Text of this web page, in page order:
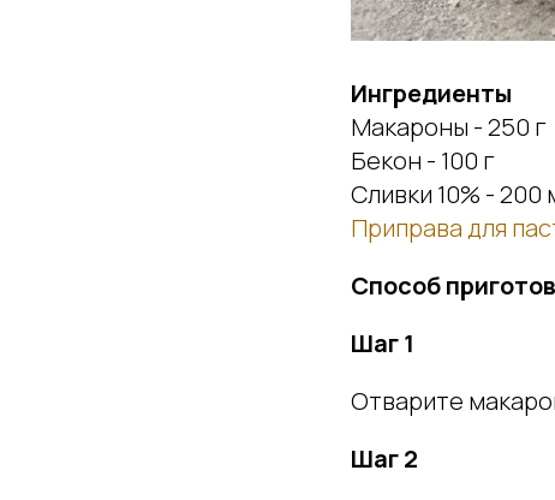
Ингредиенты
Макароны - 250 г
Бекон - 100 г
Сливки 10% - 200
Приправа для
Способ
Шаг 1
Отварите
Шаг 2